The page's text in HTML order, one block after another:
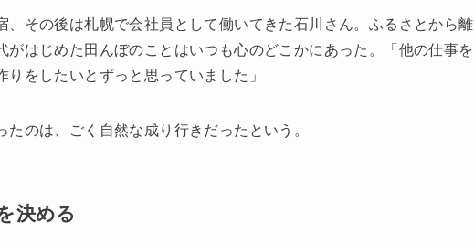
、その後は札幌で会社員として働いてきた石川さん。ふるさとから離
がはじめた田んぼのことはいつも心のどこかにあった。「他の仕事を
をしたいとずっと思っていました」
のは、ごく自然な成り行きだったという。
決める